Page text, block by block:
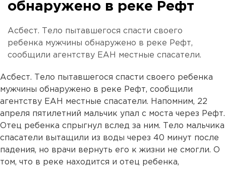
обнаружено в реке Рефт
Асбест. Тело пытавшегося спасти своего
ребенка мужчины обнаружено в реке Рефт,
сообщили агентству ЕАН местные спасатели.
Асбест. Тело пытавшегося спасти своего ребенка
мужчины обнаружено в реке Рефт, сообщили
агентству ЕАН местные спасатели. Напомним, 22
апреля пятилетний мальчик упал с моста через Рефт.
Отец ребенка спрыгнул вслед за ним. Тело мальчика
спасатели вытащили из воды через 40 минут после
падения, но врачи вернуть его к жизни не смогли. О
том, что в реке находится и отец ребенка,